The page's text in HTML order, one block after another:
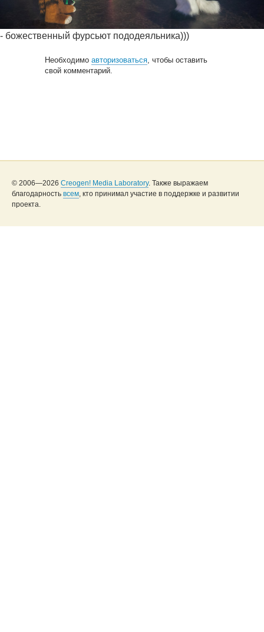
- божественный фурсьют пододеяльника)))
Необходимоавторизоваться, чтобы оставить
свой комментарий.
© 2006—2026 Creogen! Media Laboratory. Также выражаем
благодарность всем, кто принимал участие в поддержке и развитии
проекта.